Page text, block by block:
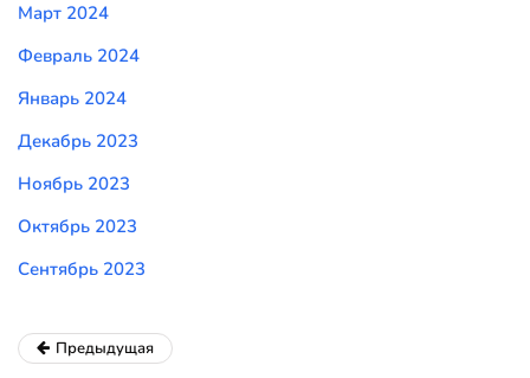
Март 2024
Февраль 2024
Январь 2024
Декабрь 2023
Ноябрь 2023
Октябрь 2023
Сентябрь 2023
Предыдущая